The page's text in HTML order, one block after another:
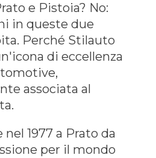
e Pistoia? No:
in queste due
Perché Stilauto
di eccellenza
associata al
1977 a Prato da
per il mondo